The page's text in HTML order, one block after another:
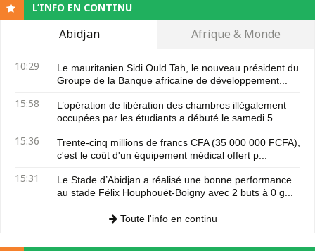
L’INFO EN CONTINU
Abidjan Afrique & Monde
10:29
Le mauritanien Sidi Ould Tah, le nouveau président du
Groupe de la Banque africaine de développement...
15:58
L’opération de libération des chambres illégalement
occupées par les étudiants a débuté le samedi 5 ...
15:36
Trente-cinq millions de francs CFA (35 000 000 FCFA),
c'est le coût d'un équipement médical offert p...
15:31
Le Stade d’Abidjan a réalisé une bonne performance
au stade Félix Houphouët-Boigny avec 2 buts à 0 g...
Toute l'info en continu